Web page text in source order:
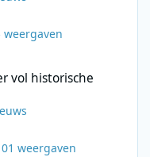
weergaven
vol historische
weergaven